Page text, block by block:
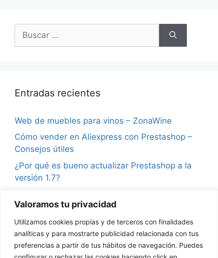
Valoramos tu privacidad
Utilizamos cookies propias y de terceros con finalidades
analíticas y para mostrarte publicidad relacionada con tus
preferencias a partir de tus hábitos de navegación. Puedes
Entradas recientes
Web de muebles para vinos – ZonaWine
Cómo vender en Aliexpress con Prestashop –
Consejos útiles
¿Por qué es bueno actualizar Prestashop a la
versión 1.7?
seguidores
¿Qué son las notificaciones push en
Prestashop?